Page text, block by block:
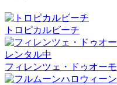
トロピカルビーチ
レンタル中
フィレンツェ・ドゥオーモ